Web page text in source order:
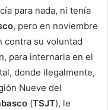
para nada, ni tenía
, pero en noviembre
contra su voluntad
para internarla en el
donde ilegalmente,
Nueve del
(TSJT), le